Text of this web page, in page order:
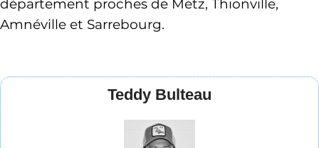
département proches de Metz, Thionville,
Amnéville et Sarrebourg.
Teddy Bulteau